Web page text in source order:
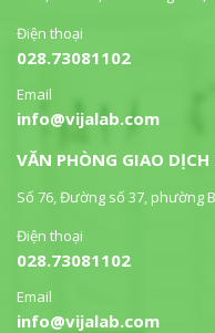
Điện thoại
028.73081102
Email
info@vijalab.com
VĂN PHÒNG GIAO
Số 76, Đường số 37, phường
Điện thoại
028.73081102
Email
info@vijalab.com